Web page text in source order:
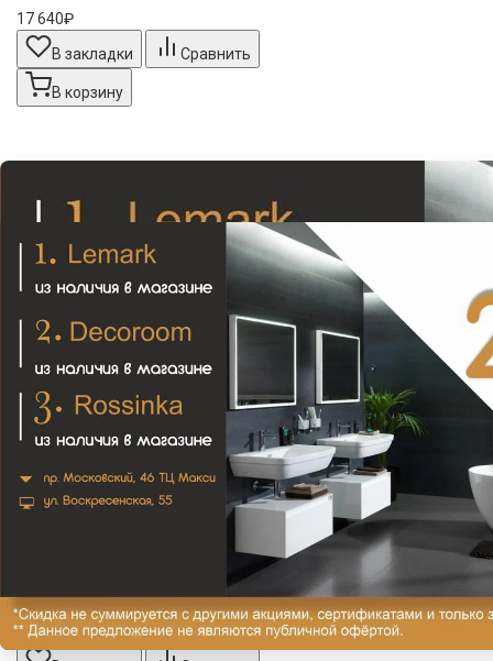
17 640₽
В закладки
Сравнить
В корзину
Elbe K-7229 Мыльница
3 450₽